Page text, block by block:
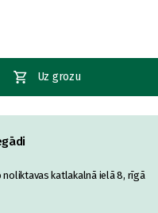
Uz grozu
noliktavas katlakalnā ielā 8, rīgā